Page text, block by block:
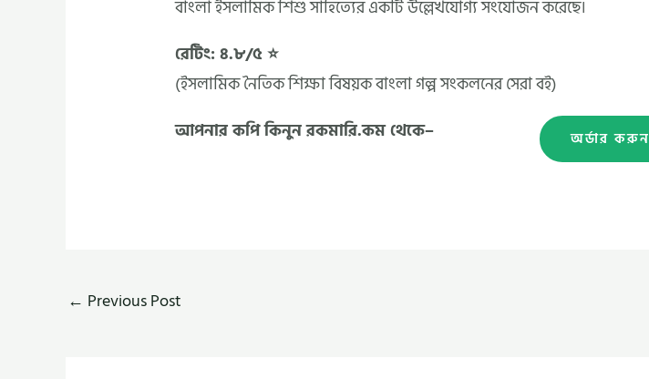
বাংলা ইসলামিক শিশু সাহিত্যের একটি উল্লেখযোগ্য সংযোজন করেছে।
রেটিং: ৪.৮/৫ ⭐
(ইসলামিক নৈতিক শিক্ষা বিষয়ক বাংলা গল্প সংকলনের সেরা বই)
আপনার কপি কিনুন রকমারি.কম থেকে–
অর্ডার করুন
← Previous Post